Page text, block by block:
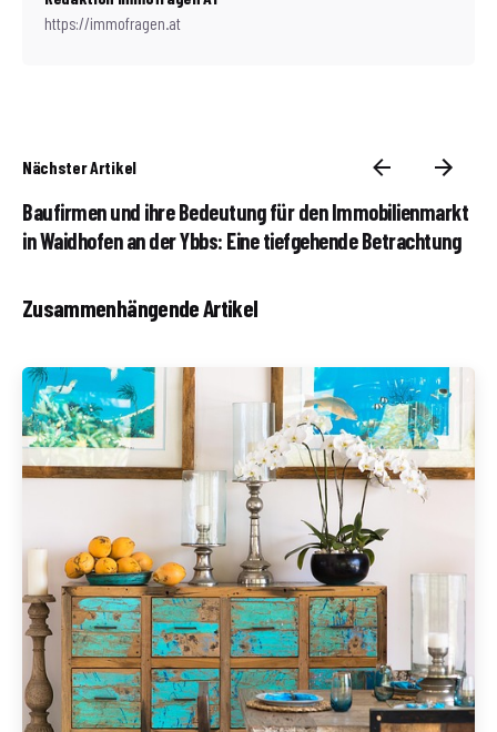
https://immofragen.at
Nächster Artikel
Baufirmen und ihre Bedeutung für den Immobilienmarkt
in Waidhofen an der Ybbs: Eine tiefgehende Betrachtung
Zusammenhängende Artikel